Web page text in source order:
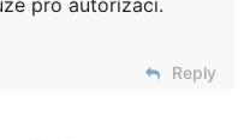
pro autorizaci.
Reply